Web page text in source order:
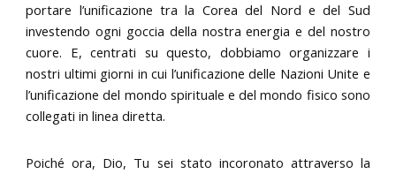
portare l’unificazione tra la Corea del Nord e del Sud
investendo ogni goccia della nostra energia e del nostro
cuore. E, centrati su questo, dobbiamo organizzare i
nostri ultimi giorni in cui l’unificazione delle Nazioni Unite e
l’unificazione del mondo spirituale e del mondo fisico sono
collegati in linea diretta.
Poiché ora, Dio, Tu sei stato incoronato attraverso la